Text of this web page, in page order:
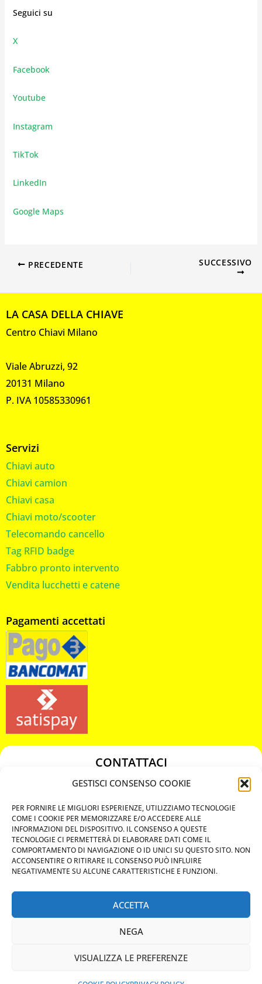
GESTISCI CONSENSO COOKIE
PER FORNIRE LE MIGLIORI ESPERIENZE, UTILIZZIAMO TECNOLOGIE
COME I COOKIE PER MEMORIZZARE E/O ACCEDERE ALLE
INFORMAZIONI DEL DISPOSITIVO. IL CONSENSO A QUESTE
TECNOLOGIE CI PERMETTERÀ DI ELABORARE DATI COME IL
COMPORTAMENTO DI NAVIGAZIONE O ID UNICI SU QUESTO SITO. NON
ACCONSENTIRE O RITIRARE IL CONSENSO PUÒ INFLUIRE
NEGATIVAMENTE SU ALCUNE CARATTERISTICHE E FUNZIONI.
ACCETTA
NEGA
VISUALIZZA LE PREFERENZE
Seguici su
X
Facebook
Youtube
Instagram
TikTok
LinkedIn
Google Maps
PRECEDENTE SUCCESSIVO
LA CASA DELLA CHIAVE
Centro Chiavi Milano
Viale Abruzzi, 92
20131 Milano
P. IVA 10585330961
Servizi
Chiavi auto
Chiavi camion
Chiavi casa
Chiavi moto/scooter
Telecomando cancello
Tag RFID badge
Fabbro pronto intervento
Vendita lucchetti e catene
Pagamenti accettati
CONTATTACI
349 3863811
chiavicodificate@gmail.com
Privacy Policy
Cookie Policy
MAPS
CHIAMA ORA